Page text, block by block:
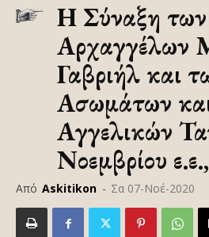
Η Σύναξη των
Αρχαγγέλων
Γαβριήλ και
Ασωμάτων
Αγγελικών
Νοεμβρίου
Από Askitikon - Σα 07-Νοέ-2020